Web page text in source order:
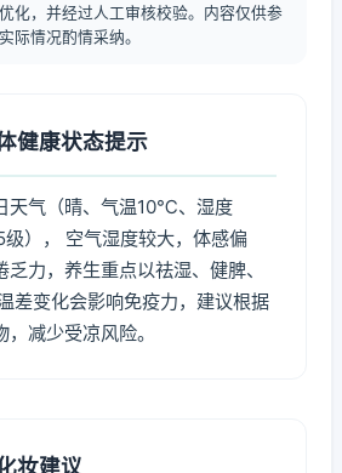
化，并经过人工审核校验。内容仅供参
际情况酌情采纳。
健康状态提示
天气（晴、气温10℃、湿度
）， 空气湿度较大，体感偏
力，养生重点以祛湿、健脾、
差变化会影响免疫力，建议根据
减少受凉风险。
妆建议